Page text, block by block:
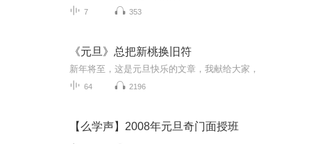
7 353
《元旦》总把新桃换旧符
新年将至，这是元旦快乐的文章，我献给大家，
64 2196
【么学声】2008年元旦奇门面授班